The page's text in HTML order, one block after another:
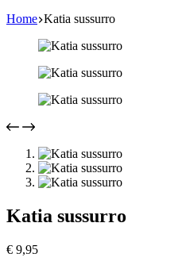
Home Katia sussurro
Katia sussurro
€ 9,95